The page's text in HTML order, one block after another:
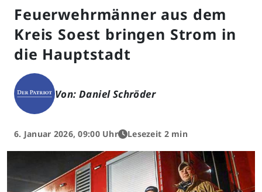
Feuerwehrmänner aus dem
Kreis Soest bringen Strom in
die Hauptstadt
Von: Daniel Schröder
6. Januar 2026, 09:00 Uhr Lesezeit 2 min